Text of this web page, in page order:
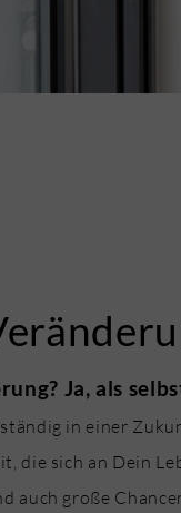
Ja, als
in einer
die sich an Dein
auch große